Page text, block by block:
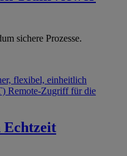
sichere Prozesse.
flexibel, einheitlich
Remote-Zugriff für die
Echtzeit